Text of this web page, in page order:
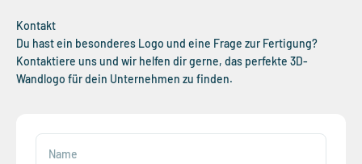
Kontakt
Du hast ein besonderes Logo und eine Frage zur Fertigung?
Kontaktiere uns und wir helfen dir gerne, das perfekte 3D-
Wandlogo für dein Unternehmen zu finden.
Name